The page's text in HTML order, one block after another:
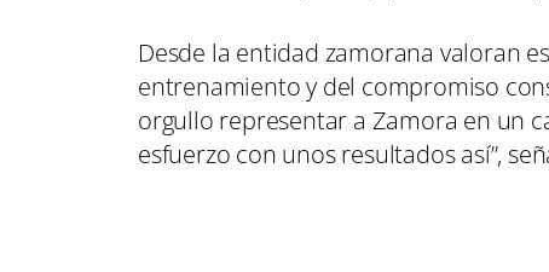
Desde la entidad zamorana valoran
entrenamiento y del compromiso
orgullo representar a Zamora en un
esfuerzo con unos resultados así”,